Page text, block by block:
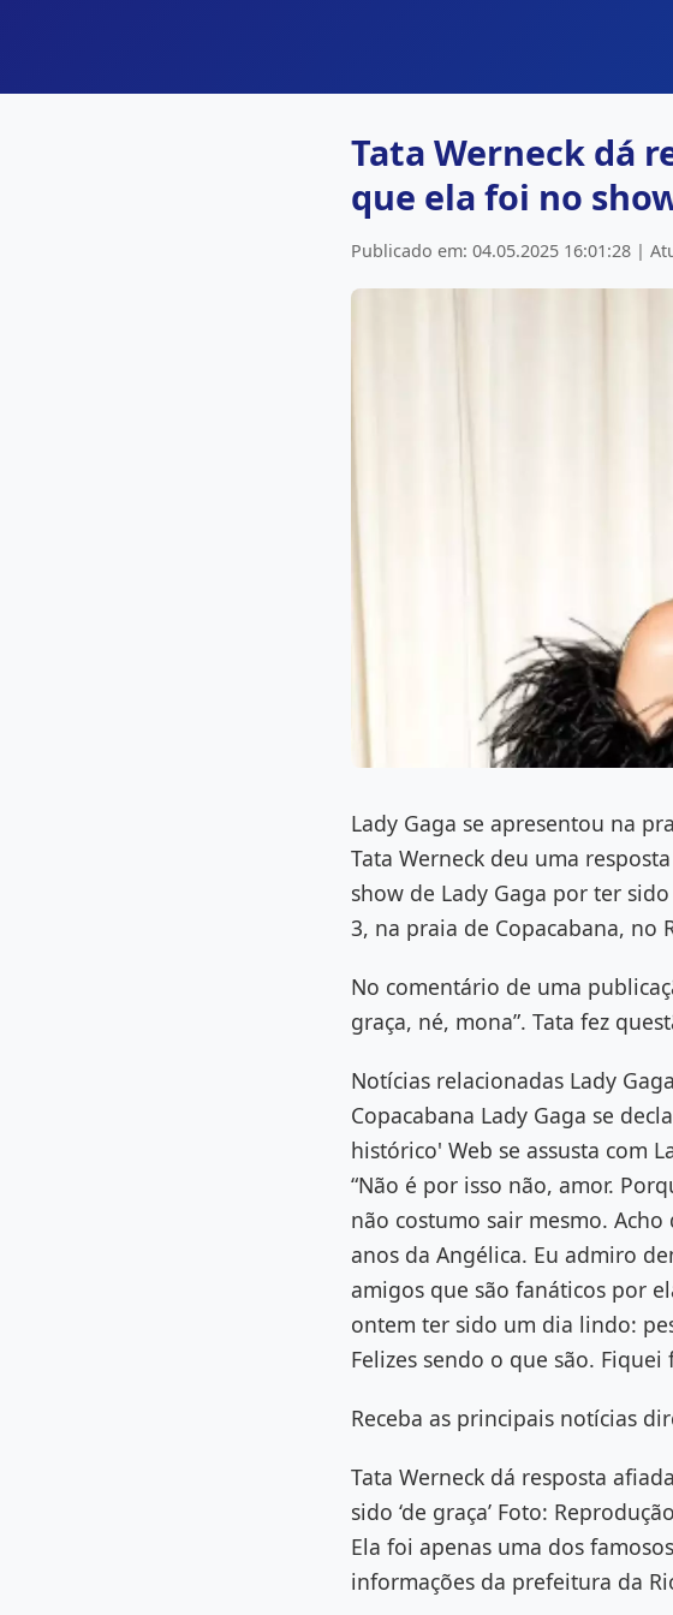
Tata Werneck dá
que ela foi no
Publicado em: 04.05.2025 16:01:28 |
Lady Gaga se apresentou na
Tata Werneck deu uma
show de Lady Gaga por ter
3, na praia de Copacabana, no
No comentário de uma
graça, né, mona”. Tata fez
Notícias relacionadas Lady
Copacabana Lady Gaga se
histórico' Web se assusta com
“Não é por isso não, amor.
não costumo sair mesmo.
anos da Angélica. Eu admiro
amigos que são fanáticos por
ontem ter sido um dia lindo:
Felizes sendo o que são.
Receba as principais notícias
Tata Werneck dá resposta
sido ‘de graça’ Foto:
Ela foi apenas uma dos
informações da prefeitura da